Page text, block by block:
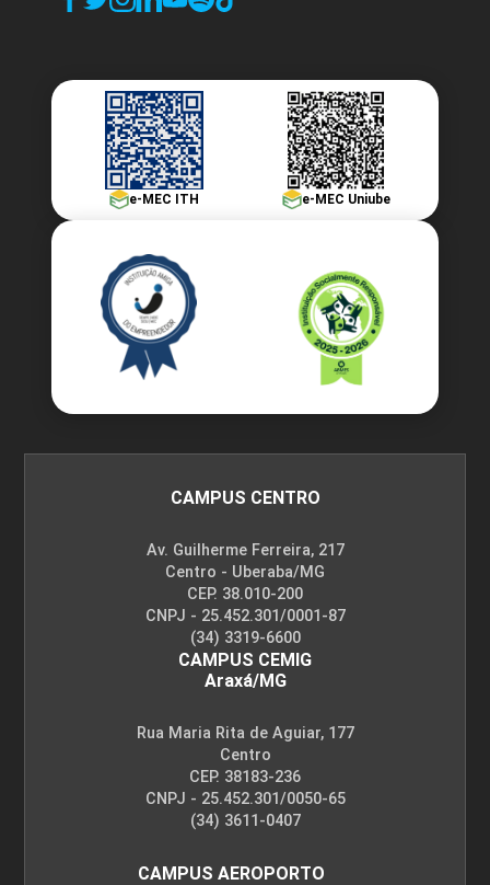
e-MEC ITH e-MEC Uniube
CAMPUS CENTRO
Av. Guilherme Ferreira, 217
Centro - Uberaba/MG
CEP. 38.010-200
CNPJ - 25.452.301/0001-87
(34) 3319-6600
CAMPUS CEMIG
Araxá/MG
Rua Maria Rita de Aguiar, 177
Centro
CEP. 38183-236
CNPJ - 25.452.301/0050-65
(34) 3611-0407
CAMPUS AEROPORTO